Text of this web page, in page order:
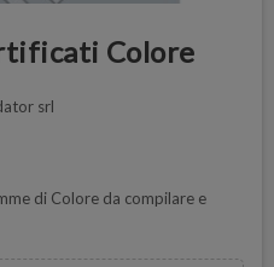
Colore
srl
di Colore da compilare e